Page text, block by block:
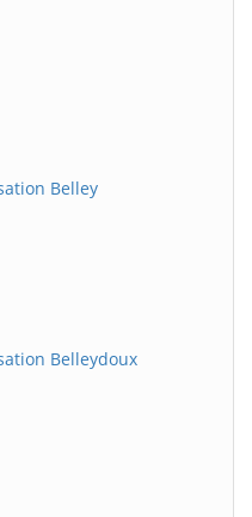
Belley
Belleydoux